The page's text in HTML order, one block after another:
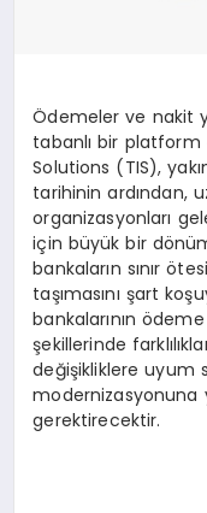
Ödemeler ve nakit
tabanlı bir
Solutions (TIS),
tarihinin ardından,
organizasyonları
için büyük bir
bankaların sınır
taşımasını şart
bankalarının
şekillerinde
değişikliklere uyum
modernizasyonuna
gerektirecektir.